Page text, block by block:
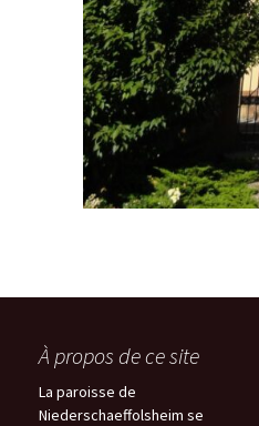
À propos de ce site
La paroisse de
Niederschaeffolsheim se